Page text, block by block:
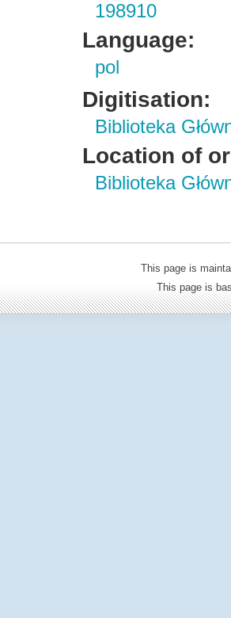
198910
Language:
pol
Digitisation:
Biblioteka
Location of
Biblioteka
This page is
This page is